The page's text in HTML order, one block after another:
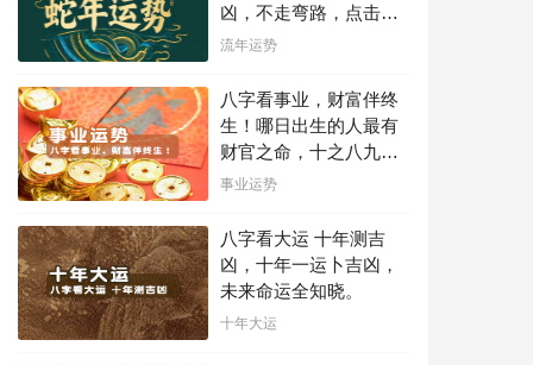
凶，不走弯路，点击此
处查看！
流年运势
八字看事业，财富伴终
生！哪日出生的人最有
财官之命，十之八九是
大官或富豪，解读您的
利困局！！
事业运势
八字看大运 十年测吉
凶，十年一运卜吉凶，
未来命运全知晓。
十年大运